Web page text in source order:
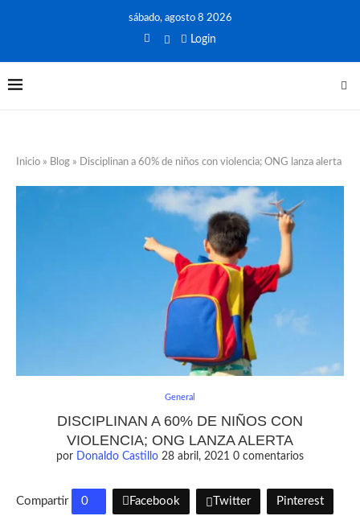
sábado, agosto 8 2026
Login
Inicio » Blog » Disciplinan a 60% de niños con violencia; ONG lanza alerta
General
DISCIPLINAN A 60% DE NIÑOS CON
VIOLENCIA; ONG LANZA ALERTA
por Donaldo Castillo 28 abril, 2021 0 comentarios
Compartir 0 Facebook Twitter Pinterest